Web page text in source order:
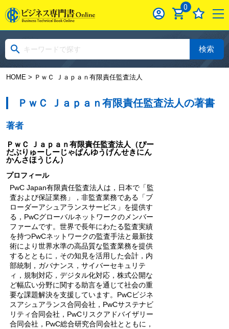
0
検索
HOME> ＰｗＣ Ｊａｐａｎ有限責任監査法人
ＰｗＣ Ｊａｐａｎ有限責任監査法人の著書
著者
ＰｗＣ Ｊａｐａｎ有限責任監査法人
（ぴー
だぶりゅーしーじゃぱんゆうげんせきにん
かんさほうじん）
プロフィール
PwC Japan有限責任監査法人は，日本で「監
査および保証業務」，非監査業務である「ブ
ローダーアシュアランスサービス」を提供す
る，PwCグローバルネットワークのメンバー
ファームです。世界で長年にわたる監査実績
を持つPwCネットワークの監査手法と最新技
術により世界水準の高品質な監査業務を提供
するとともに，その知見を活用した会計，内
部統制，ガバナンス，サイバーセキュリテ
ィ，規制対応，デジタル化対応，株式公開な
ど幅広い分野に関する助言を通じて社会の重
要な課題解決を支援しています。PwCビジネ
スアシュアランス合同会社，PwCサステナビ
リティ合同会社，PwCリスクアドバイザリー
合同会社，PwC総合研究合同会社とともに，